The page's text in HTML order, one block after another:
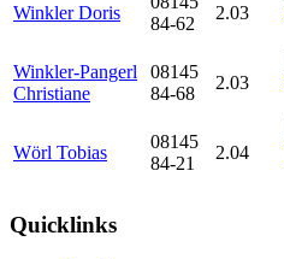
Winkler Doris
84-62
2.03
Winkler-Pangerl
Christiane
08145
84-68
2.03
Wörl Tobias
08145
84-21
2.04
Quicklinks